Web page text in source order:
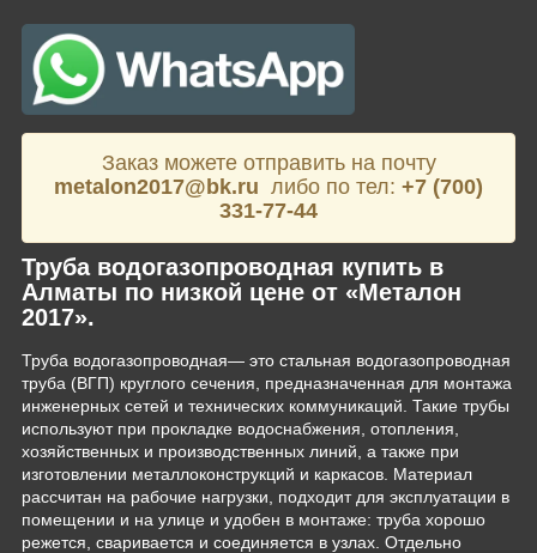
Заказ можете отправить на почту
metalon2017@bk.ru либо по тел: +7 (700)
331-77-44
Труба водогазопроводная купить в
Алматы по низкой цене от «Металон
2017».
Труба водогазопроводная— это стальная водогазопроводная
труба (ВГП) круглого сечения, предназначенная для монтажа
инженерных сетей и технических коммуникаций. Такие трубы
используют при прокладке водоснабжения, отопления,
хозяйственных и производственных линий, а также при
изготовлении металлоконструкций и каркасов. Материал
рассчитан на рабочие нагрузки, подходит для эксплуатации в
помещении и на улице и удобен в монтаже: труба хорошо
режется, сваривается и соединяется в узлах. Отдельно